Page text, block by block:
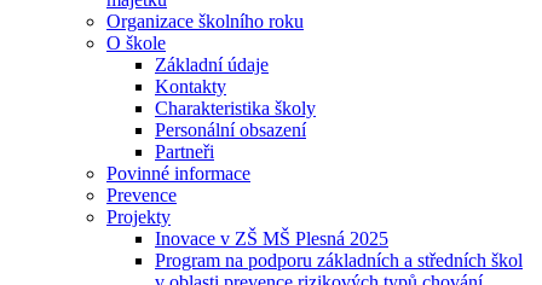
Organizace školního roku
O škole
Základní údaje
Kontakty
Charakteristika školy
Personální obsazení
Partneři
Povinné informace
Prevence
Projekty
Inovace v ZŠ MŠ Plesná 2025
Program na podporu základních a středních škol